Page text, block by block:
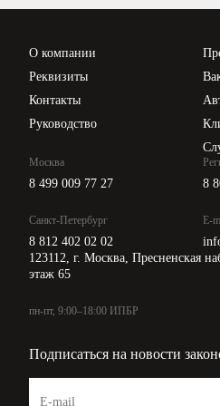
О компании
Реквизиты
Контакты
Руководство
Москва
8 499 009 77 27
Санкт-Петербург
8 812 402 02 02
8
E-
123112, г. Москва, Пресненская
этаж 65
пн-пт, 9:00–18:00 ИПБР
Подписаться на новости